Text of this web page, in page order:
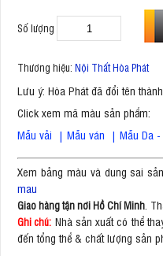
Số lượng
Thương hiệu: Nội Thất Hòa Phát
Lưu ý: Hòa Phát đã đổi tên
Click xem mã màu sản phẩm:
Mẫu vải | Mẫu ván | Mẫu Da
Xem bảng màu và dung sai
mau
Giao hàng tận nơi Hồ Chí Minh .
Ghi chú: Nhà sản xuất có thể
đến tổng thể & chất lượng sản